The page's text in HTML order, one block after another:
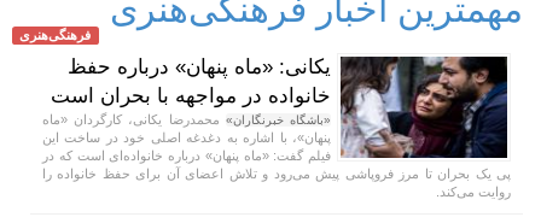
مهمترین اخبار فرهنگی‌هنری
فرهنگی‌هنری
یکانی: «ماه پنهان» درباره حفظ
خانواده در مواجهه با بحران است
«باشگاه خبرنگاران» محمدرضا یکانی، کارگردان «ماه
پنهان»، با اشاره به دغدغه اصلی خود در ساخت این
فیلم گفت: «ماه پنهان» درباره خانواده‌ای است که در
پی یک بحران تا مرز فروپاشی پیش می‌رود و تلاش اعضای آن برای حفظ خانواده را
روایت می‌کند.